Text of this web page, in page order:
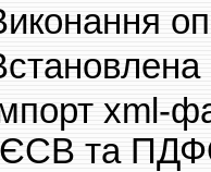
xml-
ЄСВ та